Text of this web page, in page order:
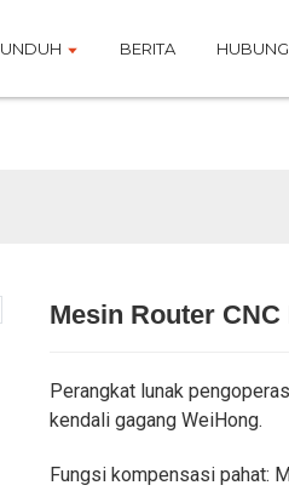
UNDUH BERITA
Loading...
Loading...
Mesin Router
Perangkat lunak
kendali gagang WeiHong.
Fungsi kompensasi pahat: